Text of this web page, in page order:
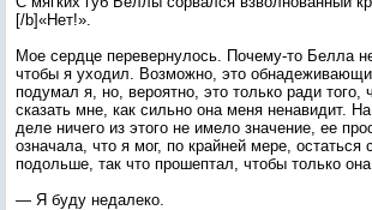
[/b]«Нет!».
Мое сердце перевернулось. Почему-то Белла
чтобы я уходил. Возможно, это
подумал я, но, вероятно, это только ради того,
сказать мне, как сильно она меня ненавидит.
деле ничего из этого не имело значение, ее
означала, что я мог, по крайней мере, остаться
подольше, так что прошептал, чтобы только
— Я буду недалеко.